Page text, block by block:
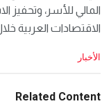
المالي للأسر، وتحفيز
الاقتصادات العربية
C
e
الأخبار
Related Content